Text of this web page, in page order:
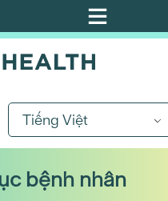
Tiếng Việt
bệnh nhân